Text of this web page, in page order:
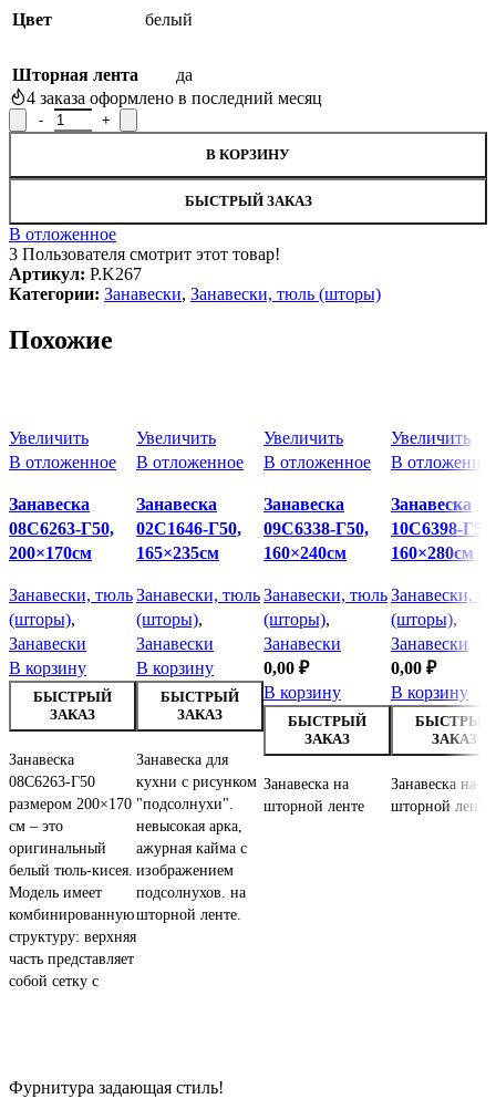
Цвет белый
Шторная лента
да
4 заказа оформлено в последний месяц
Количество товара Занавеска / тюль P.K267 на кухню,
В КОРЗИНУ
БЫСТРЫЙ ЗАКАЗ
В отложенное
3 Пользователя смотрит этот товар!
Артикул: P.K267
Категории: Занавески, Занавески, тюль (шторы)
Похожие
Увеличить
В отложенное
Занавеска
08С6263-Г50,
200×170см
Занавески, тюль
(шторы),
Занавески
В корзину
БЫСТРЫЙ
ЗАКАЗ
Занавеска
08С6263-Г50
размером 200×170
см – это
оригинальный
белый тюль-кисея.
Модель имеет
комбинированную
структуру: верхняя
часть представляет
собой сетку с
Увеличить
В отложенное
Занавеска
02С1646-Г50,
165×235см
Занавески, тюль
(шторы),
Занавески
В корзину
БЫСТРЫЙ
ЗАКАЗ
Занавеска для
кухни с рисунком
"подсолнухи".
невысокая арка,
ажурная кайма с
изображением
подсолнухов. на
шторной ленте.
Увеличить
В отложенное
Занавеска
09С6338-Г50,
160×240см
Занавески, тюль
(шторы),
Занавески
0,00 ₽
В корзину
БЫСТРЫЙ
ЗАКАЗ
Занавеска на
шторной ленте
Увеличить
В
Занавеска
10С6398-Г50,
160×280см
Занавески,
(шторы),
Занавески
0,00 ₽
В корзину
БЫСТРЫЙ
ЗАКАЗ
Занавеска на
шторной ленте
Фурнитура задающая стиль!